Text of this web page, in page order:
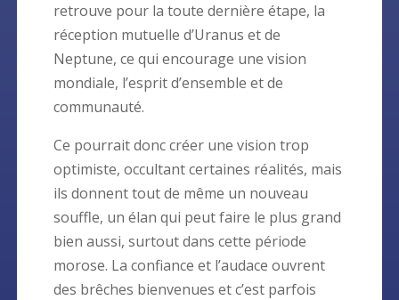
retrouve pour la toute dernière étape, la
réception mutuelle d’Uranus et de
Neptune, ce qui encourage une vision
mondiale, l’esprit d’ensemble et de
communauté.
Ce pourrait donc créer une vision trop
optimiste, occultant certaines réalités, mais
ils donnent tout de même un nouveau
souffle, un élan qui peut faire le plus grand
bien aussi, surtout dans cette période
morose. La confiance et l’audace ouvrent
des brêches bienvenues et c’est parfois